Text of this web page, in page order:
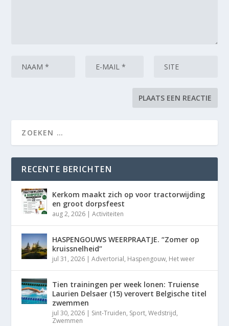
RECENTE BERICHTEN
Kerkom maakt zich op voor tractorwijding
en groot dorpsfeest
aug 2, 2026 |Activiteiten
HASPENGOUWS WEERPRAATJE. “Zomer op
kruissnelheid”
jul 31, 2026 |Advertorial, Haspengouw, Het weer
Tien trainingen per week lonen: Truiense
Laurien Delsaer (15) verovert Belgische titel
zwemmen
jul 30, 2026 | Sint-Truiden, Sport,Wedstrijd,
Zwemmen